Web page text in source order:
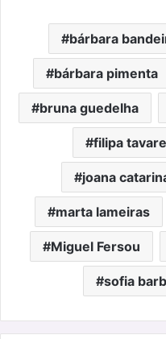
bárbara
bárbara pimenta
bruna guedelha
filipa
joana
marta lameiras
Miguel Fersou
sofia